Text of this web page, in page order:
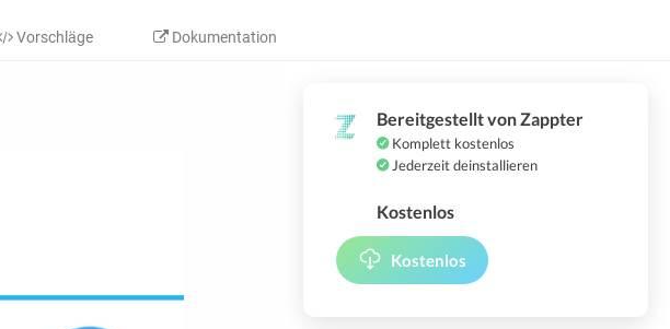
Vorschläge Dokumentation
Bereitgestellt von Zappter
Komplett kostenlos
Jederzeit deinstallieren
Kostenlos
Kostenlos